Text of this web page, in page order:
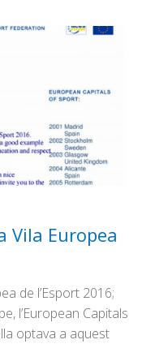
Vila Europea
de l’Esport 2016;
l’European Capitals
optava a aquest